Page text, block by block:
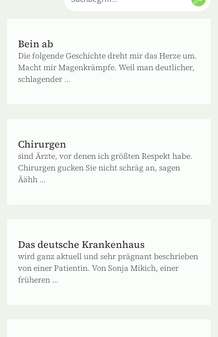
Bein ab
Die folgende Geschichte dreht mir das Herze um.
Macht mir Magenkrämpfe. Weil man deutlicher,
schlagender ...
Chirurgen
sind Ärzte, vor denen ich größten Respekt habe.
Chirurgen gucken Sie nicht schräg an, sagen
Äähh ...
Das deutsche Krankenhaus
wird ganz aktuell und sehr prägnant beschrieben
von einer Patientin. Von Sonja Mikich, einer
früheren ...